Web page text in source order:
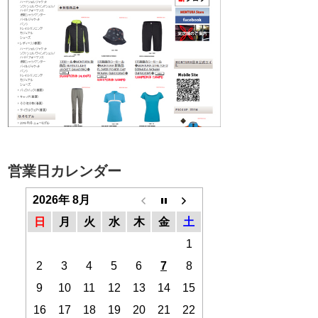
営業日カレンダー
2026年 8月
日
月 火 水 木 金
土
1
2
3 4 5 6 7
8
9
10 11 12 13 14
15
16
17 18 19 20 21 22